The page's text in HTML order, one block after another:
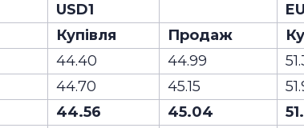
USD1
Купівля
Продаж
44.40 44.99
44.70 45.15
44.56 45.04